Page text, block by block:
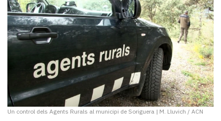
Un control dels Agents Rurals al municipi de Soriguera | M. Lluvich / ACN